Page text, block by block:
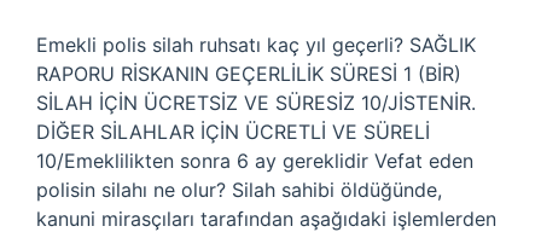
Emekli polis silah ruhsatı kaç yıl geçerli? SAĞLIK
RAPORU RİSKANIN GEÇERLİLİK SÜRESİ 1 (BİR)
SİLAH İÇİN ÜCRETSİZ VE SÜRESİZ 10/JİSTENİR.
DİĞER SİLAHLAR İÇİN ÜCRETLİ VE SÜRELİ
10/Emeklilikten sonra 6 ay gereklidir Vefat eden
polisin silahı ne olur? Silah sahibi öldüğünde,
kanuni mirasçıları tarafından aşağıdaki işlemlerden